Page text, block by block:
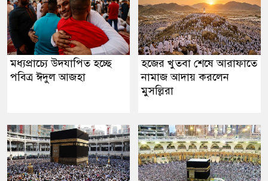
মধ্যপ্রাচ্যে উদযাপিত হচ্ছে
পবিত্র ঈদুল আজহা
হজের খুতবা শেষে আরাফাতে
নামাজ আদায় করলেন
মুসল্লিরা